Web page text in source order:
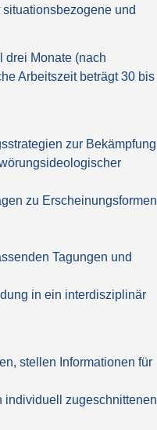
und
drei Monate (nach
Arbeitszeit beträgt 30 bis
zur Bekämpfung
zu Erscheinungsformen
Tagungen und
in ein interdisziplinär
stellen Informationen für
individuell zugeschnittenen